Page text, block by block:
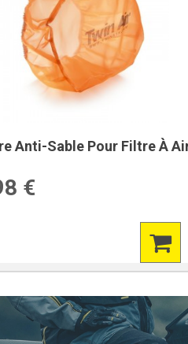
Anti-Sable Pour Filtre À
€